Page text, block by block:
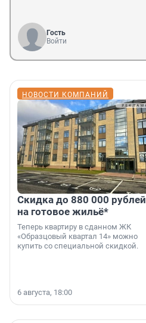
Гость
Войти
НОВОСТИ КОМПАНИЙ
Скидка до 880 000 рублей
на готовое жильё*
Теперь квартиру в сданном ЖК
«Образцовый квартал 14» можно
купить со специальной скидкой.
6 августа, 18:00